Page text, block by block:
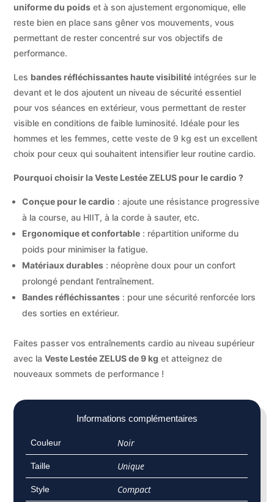
uniforme du poids et à son ajustement ergonomique, elle
reste bien en place sans gêner vos mouvements, vous
permettant de rester concentré sur vos objectifs de
performance.
Les bandes réfléchissantes haute visibilité intégrées sur le
devant et le dos ajoutent un niveau de sécurité essentiel
pour vos séances en extérieur, vous permettant de rester
visible en conditions de faible luminosité. Idéale pour les
hommes et les femmes, cette veste de 9 kg est un excellent
choix pour ceux qui souhaitent intensifier leur routine cardio.
Pourquoi choisir la Veste Lestée ZELUS pour le cardio ?
Conçue pour le cardio : ajoute une résistance progressive
à la course, au HIIT, à la corde à sauter, etc.
Ergonomique et confortable : répartition uniforme du
poids pour minimiser la fatigue.
Matériaux durables : néoprène doux pour un confort
prolongé pendant l’entraînement.
Bandes réfléchissantes : pour une sécurité renforcée lors
des sorties en extérieur.
Faites passer vos entraînements cardio au niveau supérieur
avec laVeste Lestée ZELUS de 9 kg et atteignez de
nouveaux sommets de performance !
Informations complémentaires
Couleur Noir
Taille Unique
Style Compact